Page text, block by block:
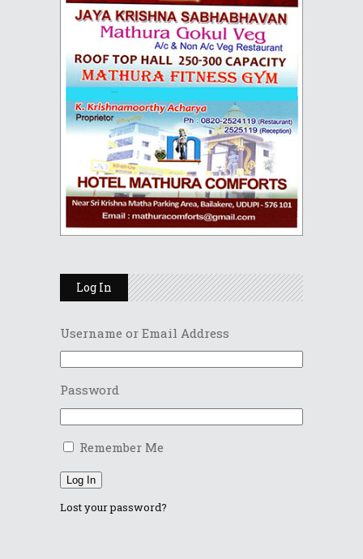
Log In
Username or Email Address
Password
Remember Me
Log In
Lost your password?